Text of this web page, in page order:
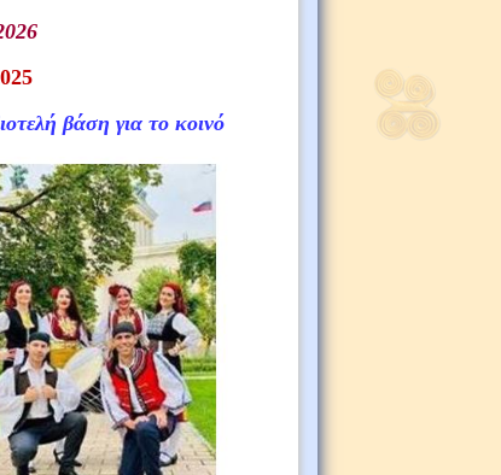
βάση για το κοινό